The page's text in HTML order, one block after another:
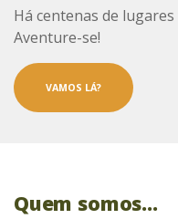
Há centenas de
Aventure-se!
VAMOS LÁ?
Quem somos…